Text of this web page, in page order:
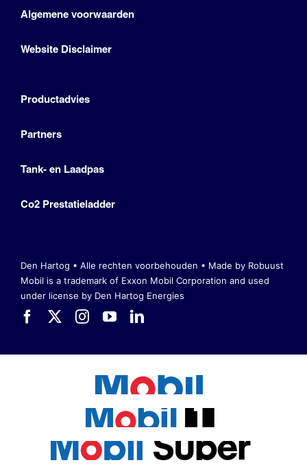
Algemene voorwaarden
Website Disclaimer
Productadvies
Partners
Tank- en Laadpas
Co2 Prestatieladder
Den Hartog • Alle rechten voorbehouden • Made by Robuust
Mobil is a trademark of Exxon Mobil Corporation and used
under license by Den Hartog Energies